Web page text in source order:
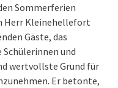
Sommerferien
Herr Kleinehellefort
Gäste, das
und
wertvollste Grund für
Er betonte,